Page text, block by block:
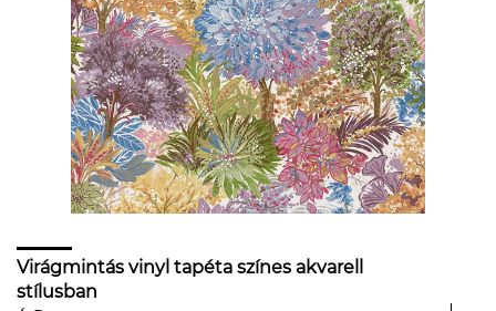
Virágmintás vinyl tapéta színes akvarell
stílusban